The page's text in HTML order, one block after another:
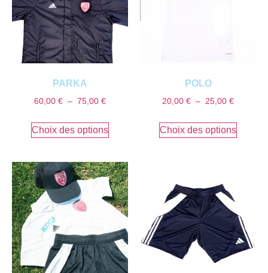
PARKA
60,00 € – 75,00 €
Choix des options
POLO
20,00 € – 25,00 €
Choix des options